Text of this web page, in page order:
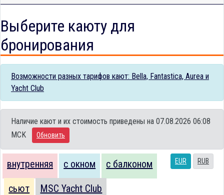
Выберите каюту для
бронирования
Возможности разных тарифов кают: Bella, Fantastica, Aurea и
Yacht Club
Наличие кают и их стоимость приведены на 07.08.2026 06:08
MCK
Обновить
EUR RUB
внутренняя с окном с балконом
сьют MSC Yacht Club